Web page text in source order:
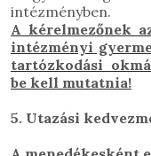
intézményben.
A kérelmezőnek
intézményi
tartózkodási
be kell mutatnia!
5. Utazási